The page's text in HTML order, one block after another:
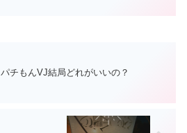
パチもんVJ結局どれがいいの？